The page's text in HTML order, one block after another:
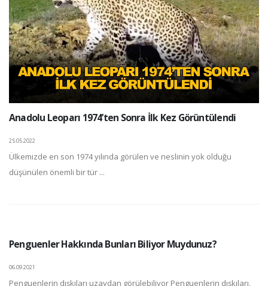
Anadolu Leoparı 1974’ten Sonra İlk Kez Görüntülendi
25.05.2022
Ülkemizde en son 1974 yılında görülen ve neslinin yok olduğu
düşünülen önemli bir tür ...
Penguenler Hakkında Bunları Biliyor Muydunuz?
06.09.2021
Penguenlerin dışkıları uzaydan görülebiliyor Penguenlerin dışkıları,